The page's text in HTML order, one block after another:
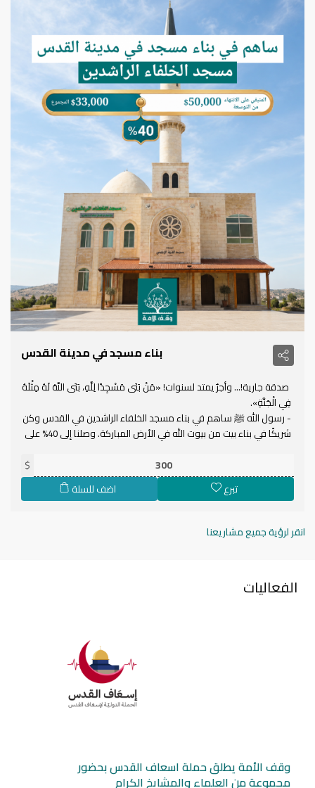
بناء مسجد في مدينة القدس
صدقة جارية!… وأجرٌ يمتد لسنوات! «مَنْ بَنَى مَسْجِدًا لِلَّهِ، بَنَى اللَّهُ لَهُ مِثْلَهُ
فِي الْجَنَّةِ».
- رسول الله ﷺ ساهم في بناء مسجد الخلفاء الراشدين في القدس وكن
شريكًا في بناء بيت من بيوت الله في الأرض المباركة. وصلنا إلى 40% على
يمكنكم تغيير قيمة التبرّع إلى الرقم الذي ترغبونه.
$
تبرع اضف للسلة
انقر لرؤية جميع مشاريعنا
الفعاليات
وقف الأمة يطلق حملة اسعاف القدس بحضور
مجموعة من العلماء والمشايخ الكرام